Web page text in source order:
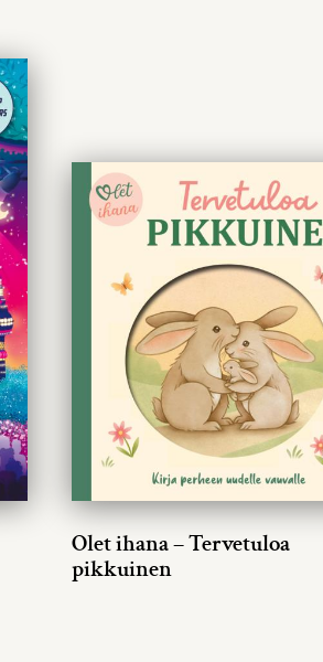
Olet ihana – Tervetuloa
pikkuinen